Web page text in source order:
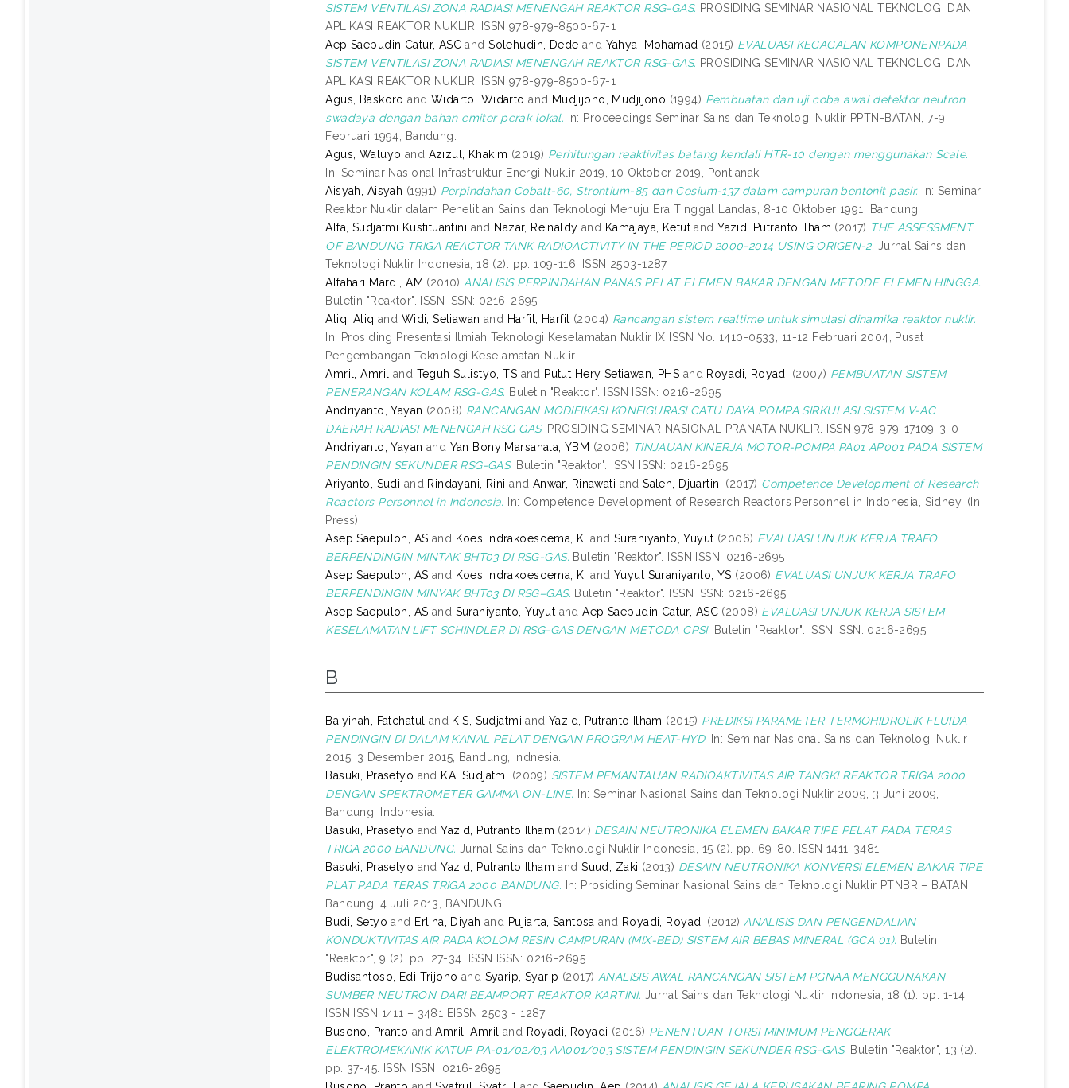
SISTEM VENTILASI ZONA RADIASI MENENGAH REAKTOR RSG-GAS. PROSIDING SEMINAR NASIONAL TEKNOLOGI DAN
APLIKASI REAKTOR NUKLIR. ISSN 978-979-8500-67-1
Aep Saepudin Catur, ASC andSolehudin, Dede and Yahya, Mohamad (2015) EVALUASI KEGAGALAN KOMPONENPADA
SISTEM VENTILASI ZONA RADIASI MENENGAH REAKTOR RSG-GAS. PROSIDING SEMINAR NASIONAL TEKNOLOGI DAN
APLIKASI REAKTOR NUKLIR. ISSN 978-979-8500-67-1
Agus, Baskoro and Widarto, Widarto and Mudjijono, Mudjijono (1994) Pembuatan dan uji coba awal detektor neutron
swadaya dengan bahan emiter perak lokal. In: Proceedings Seminar Sains dan Teknologi Nuklir PPTN-BATAN, 7-9
Februari 1994, Bandung.
Agus, Waluyo and Azizul, Khakim (2019) Perhitungan reaktivitas batang kendali HTR-10 dengan menggunakan Scale.
In: Seminar Nasional Infrastruktur Energi Nuklir 2019, 10 Oktober 2019, Pontianak.
Aisyah, Aisyah (1991) Perpindahan Cobalt-60, Strontium-85 dan Cesium-137 dalam campuran bentonit pasir. In: Seminar
Reaktor Nuklir dalam Penelitian Sains dan Teknologi Menuju Era Tinggal Landas, 8-10 Oktober 1991, Bandung.
Alfa, Sudjatmi Kustituantini and Nazar, Reinaldy and Kamajaya, Ketut andYazid, Putranto Ilham (2017) THE ASSESSMENT
OF BANDUNG TRIGA REACTOR TANK RADIOACTIVITY IN THE PERIOD 2000-2014 USING ORIGEN-2. Jurnal Sains dan
Teknologi Nuklir Indonesia, 18 (2). pp. 109-116. ISSN 2503-1287
Alfahari Mardi, AM (2010) ANALISIS PERPINDAHAN PANAS PELAT ELEMEN BAKAR DENGAN METODE ELEMEN HINGGA.
Buletin "Reaktor". ISSN ISSN: 0216-2695
Aliq, Aliq and Widi, Setiawan and Harfit, Harfit (2004) Rancangan sistem realtime untuk simulasi dinamika reaktor nuklir.
In: Prosiding Presentasi Ilmiah Teknologi Keselamatan Nuklir IX ISSN No. 1410-0533, 11-12 Februari 2004, Pusat
Pengembangan Teknologi Keselamatan Nuklir.
Amril, Amril and Teguh Sulistyo, TS and Putut Hery Setiawan, PHS and Royadi, Royadi (2007) PEMBUATAN SISTEM
PENERANGAN KOLAM RSG-GAS. Buletin "Reaktor". ISSN ISSN: 0216-2695
Andriyanto, Yayan (2008) RANCANGAN MODIFIKASI KONFIGURASI CATU DAYA POMPA SIRKULASI SISTEM V-AC
DAERAH RADIASI MENENGAH RSG GAS. PROSIDING SEMINAR NASIONAL PRANATA NUKLIR. ISSN 978-979-17109-3-0
Andriyanto, Yayan and Yan Bony Marsahala, YBM (2006) TINJAUAN KINERJA MOTOR-POMPA PA01 AP001 PADA SISTEM
PENDINGIN SEKUNDER RSG-GAS. Buletin "Reaktor". ISSN ISSN: 0216-2695
Ariyanto, Sudi and Rindayani, Rini and Anwar, Rinawati andSaleh, Djuartini (2017) Competence Development of Research
Reactors Personnel in Indonesia. In: Competence Development of Research Reactors Personnel in Indonesia, Sidney. (In
Press)
Asep Saepuloh, AS and Koes Indrakoesoema, KI and Suraniyanto, Yuyut (2006) EVALUASI UNJUK KERJA TRAFO
BERPENDINGIN MINTAK BHT03 DI RSG-GAS. Buletin "Reaktor". ISSN ISSN: 0216-2695
Asep Saepuloh, AS and Koes Indrakoesoema, KI and Yuyut Suraniyanto, YS (2006) EVALUASI UNJUK KERJA TRAFO
BERPENDINGIN MINYAK BHT03 DI RSG–GAS. Buletin "Reaktor". ISSN ISSN: 0216-2695
Asep Saepuloh, AS and Suraniyanto, Yuyut andAep Saepudin Catur, ASC(2008) EVALUASI UNJUK KERJA SISTEM
KESELAMATAN LIFT SCHINDLER DI RSG-GAS DENGAN METODA CPSI. Buletin "Reaktor". ISSN ISSN: 0216-2695
B
Baiyinah, Fatchatul and K.S, Sudjatmi andYazid, Putranto Ilham (2015) PREDIKSI PARAMETER TERMOHIDROLIK FLUIDA
PENDINGIN DI DALAM KANAL PELAT DENGAN PROGRAM HEAT-HYD. In: Seminar Nasional Sains dan Teknologi Nuklir
2015, 3 Desember 2015, Bandung, Indnesia.
Basuki, Prasetyo and KA, Sudjatmi (2009) SISTEM PEMANTAUAN RADIOAKTIVITAS AIR TANGKI REAKTOR TRIGA 2000
DENGAN SPEKTROMETER GAMMA ON-LINE.
In: Seminar Nasional Sains dan Teknologi Nuklir 2009, 3 Juni 2009,
Bandung, Indonesia.
Basuki, Prasetyo andYazid, Putranto Ilham (2014) DESAIN NEUTRONIKA ELEMEN BAKAR TIPE PELAT PADA TERAS
TRIGA 2000 BANDUNG. Jurnal Sains dan Teknologi Nuklir Indonesia, 15 (2). pp. 69-80. ISSN 1411-3481
Basuki, Prasetyo andYazid, Putranto Ilham andSuud, Zaki (2013) DESAIN NEUTRONIKA KONVERSI ELEMEN BAKAR TIPE
PLAT PADA TERAS TRIGA 2000 BANDUNG. In: Prosiding Seminar Nasional Sains dan Teknologi Nuklir PTNBR – BATAN
Bandung, 4 Juli 2013, BANDUNG.
Budi, Setyo and Erlina, Diyah and Pujiarta, Santosa and Royadi, Royadi (2012) ANALISIS DAN PENGENDALIAN
KONDUKTIVITAS AIR PADA KOLOM RESIN CAMPURAN (MIX-BED) SISTEM AIR BEBAS MINERAL (GCA 01). Buletin
"Reaktor", 9 (2). pp. 27-34. ISSN ISSN: 0216-2695
Budisantoso, Edi Trijono and Syarip, Syarip (2017) ANALISIS AWAL RANCANGAN SISTEM PGNAA MENGGUNAKAN
SUMBER NEUTRON DARI BEAMPORT REAKTOR KARTINI. Jurnal Sains dan Teknologi Nuklir Indonesia, 18 (1). pp. 1-14.
ISSN ISSN 1411 – 3481 EISSN 2503 - 1287
Busono, Pranto andAmril, Amril and Royadi, Royadi (2016) PENENTUAN TORSI MINIMUM PENGGERAK
ELEKTROMEKANIK KATUP PA-01/02/03 AA001/003 SISTEM PENDINGIN SEKUNDER RSG-GAS. Buletin "Reaktor", 13 (2).
pp. 37-45. ISSN ISSN: 0216-2695